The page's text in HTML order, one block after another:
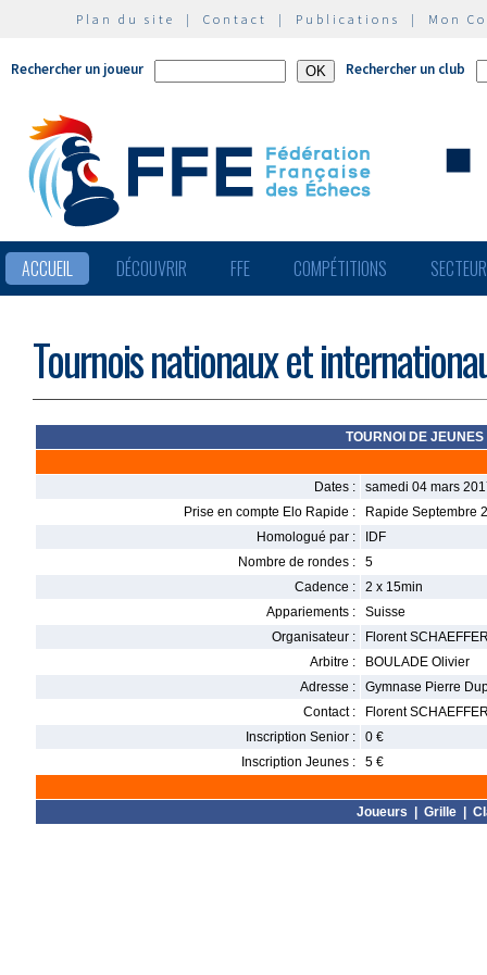
Plan du site | Contact | Publications | Mon
Rechercher un joueur Rechercher un club
ACCUEIL DÉCOUVRIR FFE COMPÉTITIONS
Tournois nationaux et
TOURNOI DE
Dates :
samedi 04 mars
Prise en compte Elo Rapide :
Rapide Septembre
Homologué par :
IDF
Nombre de rondes :
5
Cadence :
2 x 15min
Appariements :
Suisse
Organisateur :
Florent
Arbitre :
BOULADE Olivier
Adresse :
Gymnase Pierre
Contact :
Florent
Inscription Senior :
0 €
Inscription Jeunes :
5 €
Joueurs Grille|